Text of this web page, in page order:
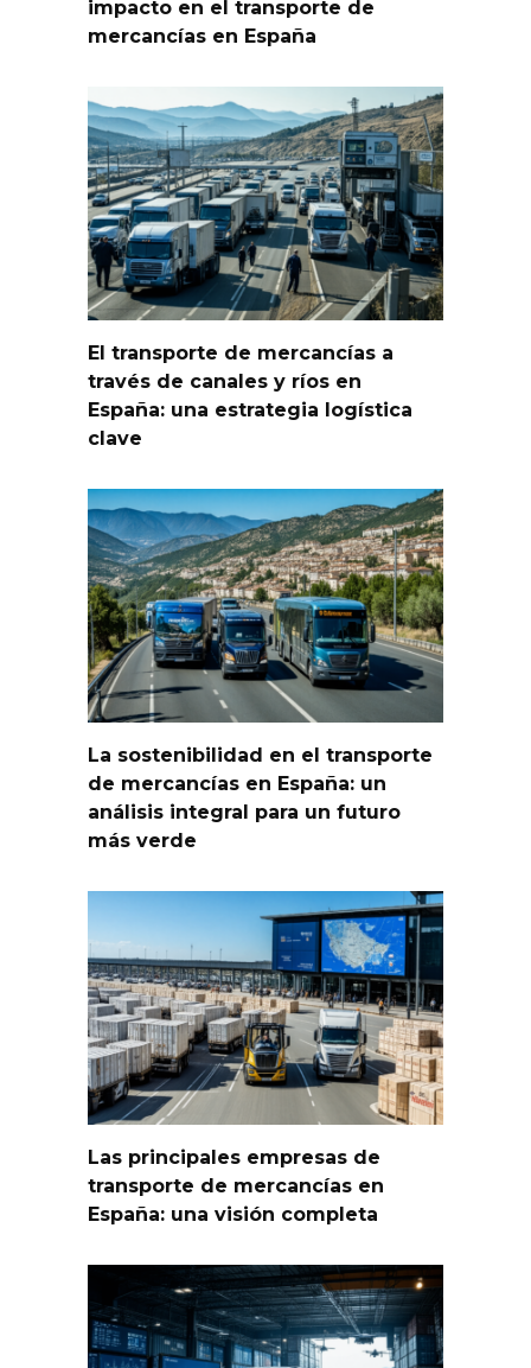
impacto en el transporte de
mercancías en España
El transporte de mercancías a
través de canales y ríos en
España: una estrategia logística
clave
La sostenibilidad en el transporte
de mercancías en España: un
análisis integral para un futuro
más verde
Las principales empresas de
transporte de mercancías en
España: una visión completa